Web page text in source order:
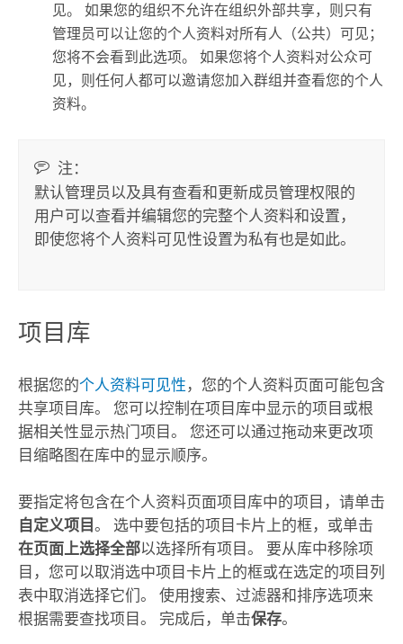
见。 如果您的组织不允许在组织外部共享，则只有
管理员可以让您的个人资料对所有人（公共）可见；
您将不会看到此选项。 如果您将个人资料对公众可
见，则任何人都可以邀请您加入群组并查看您的个人
资料。
注：
默认管理员以及具有查看和更新成员管理权限的
用户可以查看并编辑您的完整个人资料和设置，
即使您将个人资料可见性设置为私有也是如此。
项目库
根据您的个人资料可见性 ，您的个人资料页面可能包含
共享项目库。 您可以控制在项目库中显示的项目或根
据相关性显示热门项目。 您还可以通过拖动来更改项
目缩略图在库中的显示顺序。
要指定将包含在个人资料页面项目库中的项目，请单击
自定义项目 。 选中要包括的项目卡片上的框，或单击
在页面上选择全部以选择所有项目。 要从库中移除项
目，您可以取消选中项目卡片上的框或在选定的项目列
表中取消选择它们。 使用搜索、过滤器和排序选项来
根据需要查找项目。 完成后，单击保存。